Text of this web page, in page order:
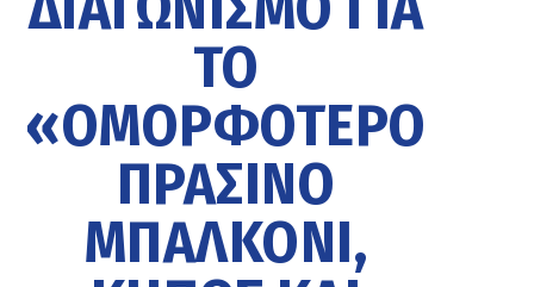
ΤΟ
«ΟΜΟΡΦΌΤΕΡΟ
ΠΡΆΣΙΝΟ
ΜΠΑΛΚΌΝΙ,